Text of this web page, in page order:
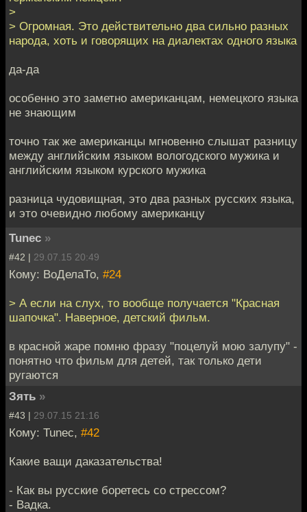
>
> Огромная. Это действительно два сильно разных
народа, хоть и говорящих на диалектах одного языка
да-да
особенно это заметно американцам, немецкого языка
не знающим
точно так же американцы мгновенно слышат разницу
между английским языком вологодского мужика и
английским языком курского мужика
разница чудовищная, это два разных русских языка,
и это очевидно любому американцу
Tunec »
#42 | 29.07.15 20:49
Кому: ВоДелаТо, #24
> А если на слух, то вообще получается "Красная
шапочка". Наверное, детский фильм.
в красной жаре помню фразу "поцелуй мою залупу" -
понятно что фильм для детей, так только дети
ругаются
Зять »
#43 | 29.07.15 21:16
Кому: Tunec, #42
Какие ващи даказательства!
- Как вы русские боретесь со стрессом?
- Вадка.